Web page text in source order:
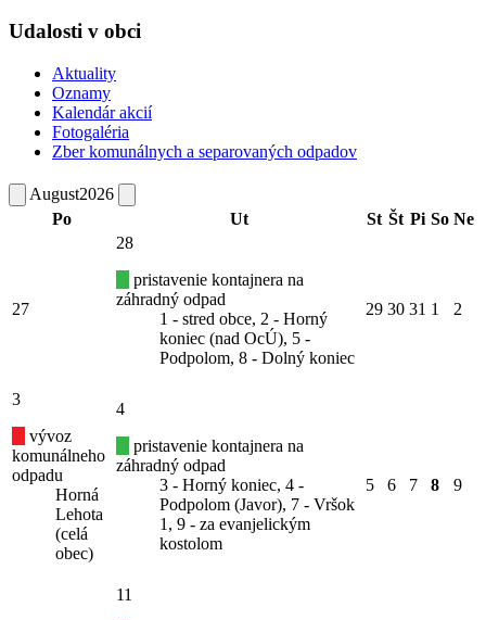
Udalosti v obci
Aktuality
Oznamy
Kalendár akcií
Fotogaléria
Zber komunálnych a separovaných odpadov
August2026
Po
Ut St Št Pi So Ne
27
28
pristavenie kontajnera na
záhradný odpad
1 - stred obce, 2 - Horný
koniec (nad OcÚ), 5 -
Podpolom, 8 - Dolný koniec
29 30 31 1 2
3
vývoz
komunálneho
odpadu
Horná
Lehota
(celá
obec)
4
pristavenie kontajnera na
záhradný odpad
3 - Horný koniec, 4 -
Podpolom (Javor), 7 - Vršok
1, 9 - za evanjelickým
kostolom
5 6 7 8 9
11